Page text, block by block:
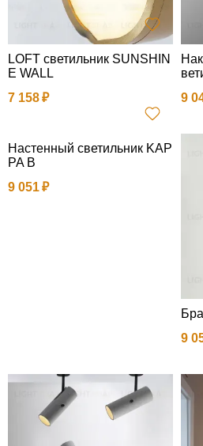
LOFT светильник SUNSHIN
E WALL
7 158
9
Настенный светильник KAP
PA B
9 051
9